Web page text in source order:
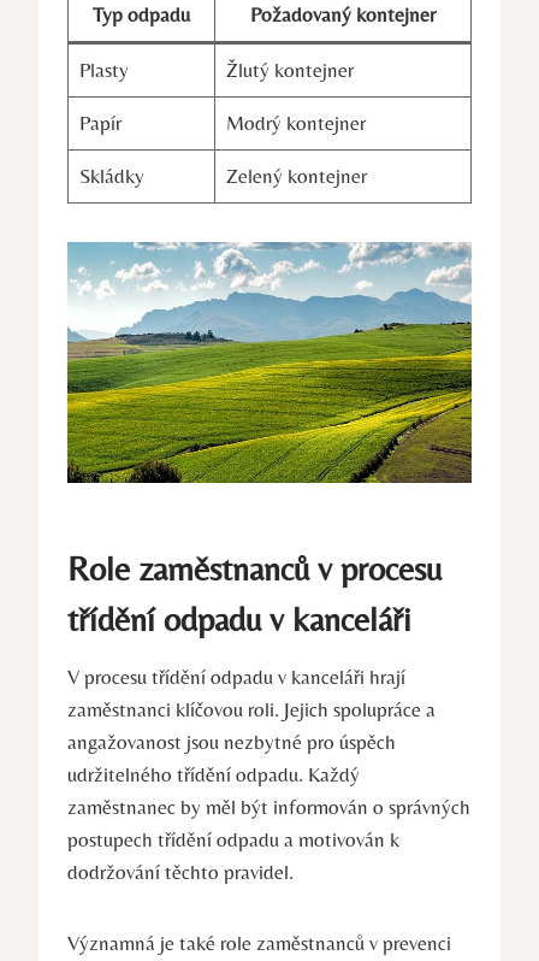
Typ odpadu Požadovaný kontejner
Plasty Žlutý kontejner
Papír Modrý kontejner
Skládky Zelený kontejner
Role zaměstnanců v procesu
třídění odpadu v kanceláři
V procesu třídění odpadu v kanceláři hrají
zaměstnanci klíčovou roli. Jejich spolupráce a
angažovanost jsou nezbytné pro úspěch
udržitelného třídění odpadu. Každý
zaměstnanec by měl být informován o správných
postupech třídění odpadu a motivován k
dodržování těchto pravidel.
Významná je také role zaměstnanců v prevenci